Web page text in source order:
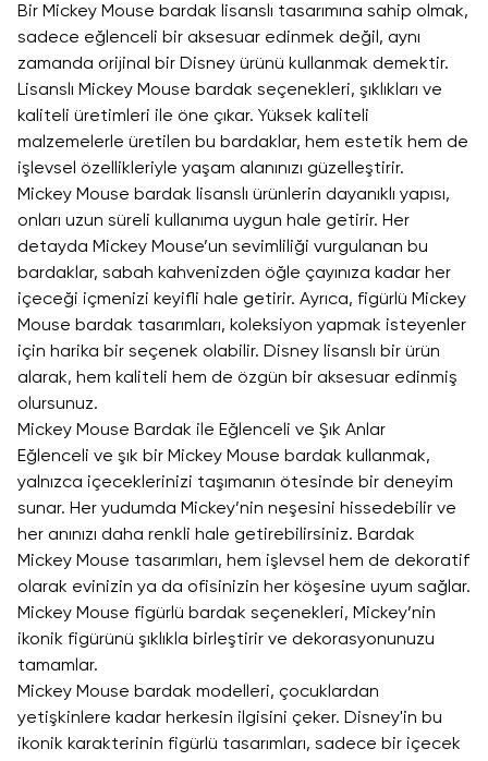
Bir Mickey Mouse bardak lisanslı tasarımına sahip olmak,
sadece eğlenceli bir aksesuar edinmek değil, aynı
zamanda orijinal bir Disney ürünü kullanmak demektir.
Lisanslı Mickey Mouse bardak seçenekleri, şıklıkları ve
kaliteli üretimleri ile öne çıkar. Yüksek kaliteli
malzemelerle üretilen bu bardaklar, hem estetik hem de
işlevsel özellikleriyle yaşam alanınızı güzelleştirir.
Mickey Mouse bardak lisanslı ürünlerin dayanıklı yapısı,
onları uzun süreli kullanıma uygun hale getirir. Her
detayda Mickey Mouse’un sevimliliği vurgulanan bu
bardaklar, sabah kahvenizden öğle çayınıza kadar her
içeceği içmenizi keyifli hale getirir. Ayrıca, figürlü Mickey
Mouse bardak tasarımları, koleksiyon yapmak isteyenler
için harika bir seçenek olabilir. Disney lisanslı bir ürün
alarak, hem kaliteli hem de özgün bir aksesuar edinmiş
olursunuz.
Mickey Mouse Bardak ile Eğlenceli ve Şık Anlar
Eğlenceli ve şık bir Mickey Mouse bardak kullanmak,
yalnızca içeceklerinizi taşımanın ötesinde bir deneyim
sunar. Her yudumda Mickey’nin neşesini hissedebilir ve
her anınızı daha renkli hale getirebilirsiniz. Bardak
Mickey Mouse tasarımları, hem işlevsel hem de dekoratif
olarak evinizin ya da ofisinizin her köşesine uyum sağlar.
Mickey Mouse figürlü bardak seçenekleri, Mickey’nin
ikonik figürünü şıklıkla birleştirir ve dekorasyonunuzu
tamamlar.
Mickey Mouse bardak modelleri, çocuklardan
yetişkinlere kadar herkesin ilgisini çeker. Disney'in bu
ikonik karakterinin figürlü tasarımları, sadece bir içecek